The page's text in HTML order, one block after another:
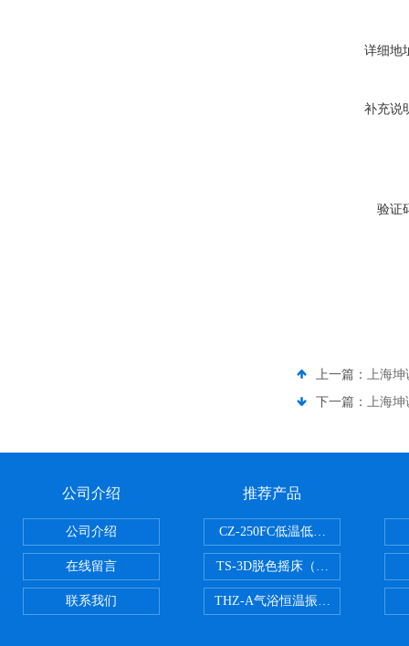
详细地
补充说
验证
上一篇：
上海
下一篇：
上海
公司介绍
公司介绍
在线留言
联系我们
推荐产品
CZ-250FC低温低湿种子储藏柜
TS-3D脱色摇床（三维运动）
THZ-A气浴恒温振荡器